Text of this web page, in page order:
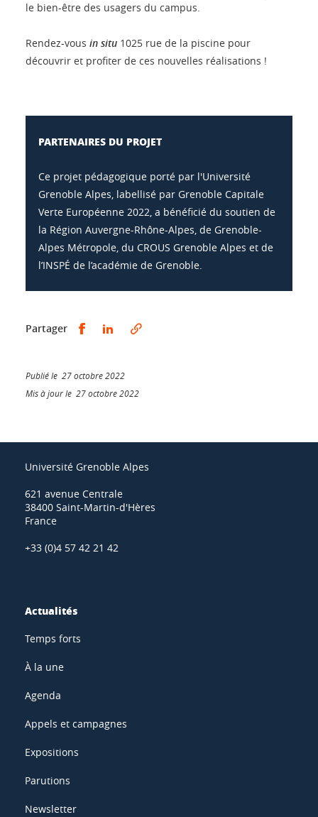
le bien-être des usagers du campus.
Rendez-vous in situ 1025 rue de la piscine pour
découvrir et profiter de ces nouvelles réalisations !
PARTENAIRES DU PROJET
Ce projet pédagogique porté par l'Université
Grenoble Alpes, labellisé par Grenoble Capitale
Verte Européenne 2022, a bénéficié du soutien de
la Région Auvergne-Rhône-Alpes, de Grenoble-
Alpes Métropole, du CROUS Grenoble Alpes et de
l’INSPÉ de l’académie de Grenoble.
Partager Partager sur Facebook
Partager sur LinkedIn
Publié le 27 octobre 2022
Mis à jour le 27 octobre 2022
Université Grenoble Alpes
621 avenue Centrale
38400 Saint-Martin-d'Hères
France
+33 (0)4 57 42 21 42
Actualités
Temps forts
À la une
Agenda
Appels et campagnes
Expositions
Parutions
Newsletter